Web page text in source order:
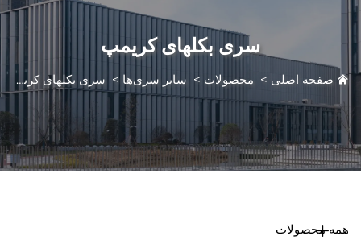
سری بکلهای کریمپ
صفحه اصلی > محصولات > سایر سری‌ها > سری بکلهای کریمپ
همه محصولات